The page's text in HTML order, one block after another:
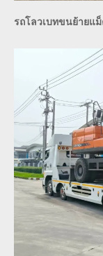
รถโลวเบทขนย้ายแ